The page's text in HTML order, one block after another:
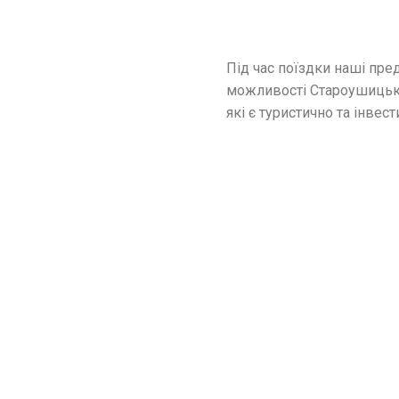
Під час поїздки наші
можливості
які є туристично та